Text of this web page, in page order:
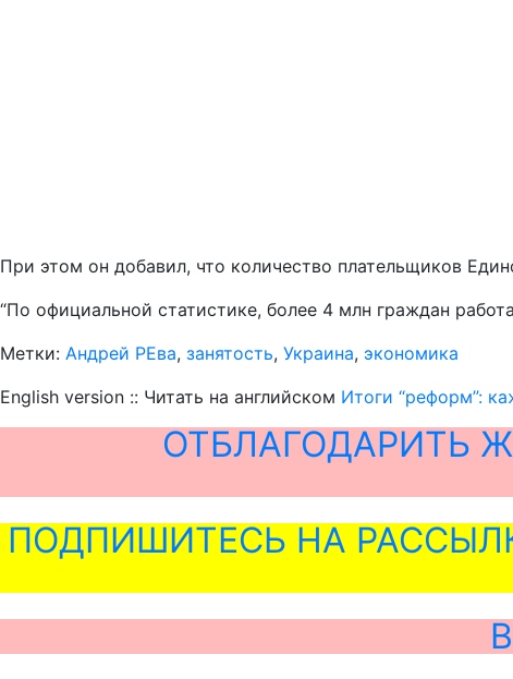
При этом он добавил, что количество плательщиков
“По официальной статистике, более 4 млн граждан
Метки: Андрей РЕва, занятость, Украина, экономика
English version :: Читать на английском Итоги “реформ”:
ОТБЛАГОДАРИТЬ
ПОДПИШИТЕСЬ НА